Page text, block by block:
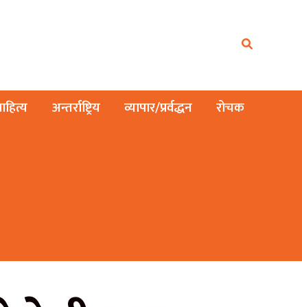
अन्तर्राष्ट्रिय व्यापार/प्रर्वद्धन रोचक